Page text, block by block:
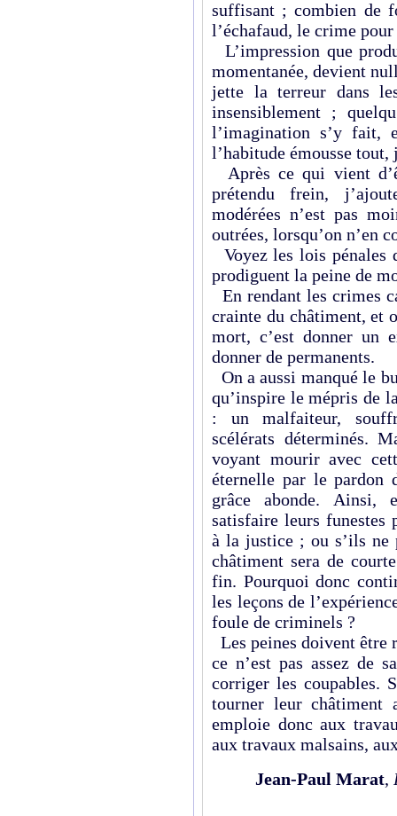
suffisant ; combien de
l’échafaud, le crime
L’impression que
momentanée, devient
jette la terreur dans
insensiblement ;
l’imagination s’y fait,
l’habitude émousse tout,
Après ce qui vient
prétendu frein,
modérées n’est pas
outrées, lorsqu’on n’en
Voyez les lois pénales
prodiguent la peine de
En rendant les crimes
crainte du châtiment, et
mort, c’est donner un
donner de permanents.
On a aussi manqué le
qu’inspire le mépris de
: un malfaiteur,
scélérats déterminés.
voyant mourir avec
éternelle par le pardon
grâce abonde. Ainsi,
satisfaire leurs funestes
à la justice ; ou s’ils ne
châtiment sera de
fin. Pourquoi donc
les leçons de
foule de criminels ?
Les peines doivent être
ce n’est pas assez de
corriger les coupables.
tourner leur châtiment
emploie donc aux
aux travaux malsains,
Jean-Paul Marat,